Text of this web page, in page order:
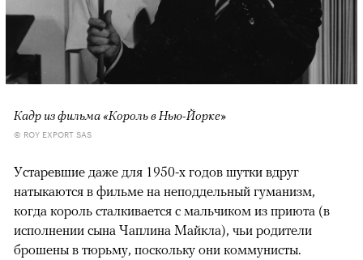
Кадр из фильма «Король в Нью-Йорке»
© ROY EXPORT SAS
Устаревшие даже для 1950-х годов шутки вдруг
натыкаются в фильме на неподдельный гуманизм,
когда король сталкивается с мальчиком из приюта (в
исполнении сына Чаплина Майкла), чьи родители
брошены в тюрьму, поскольку они коммунисты.